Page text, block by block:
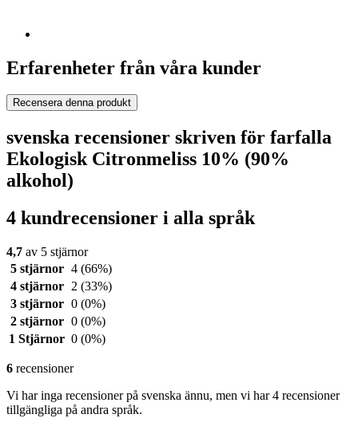
Erfarenheter från våra kunder
Recensera denna produkt
svenska recensioner skriven för farfalla
Ekologisk Citronmeliss 10% (90%
alkohol)
4 kundrecensioner i alla språk
4,7 av 5 stjärnor
5 stjärnor 4 (66%)
4 stjärnor
2 (33%)
3 stjärnor 0 (0%)
2 stjärnor 0 (0%)
1 Stjärnor 0 (0%)
6 recensioner
Vi har inga recensioner på svenska ännu, men vi har 4 recensioner
tillgängliga på andra språk.